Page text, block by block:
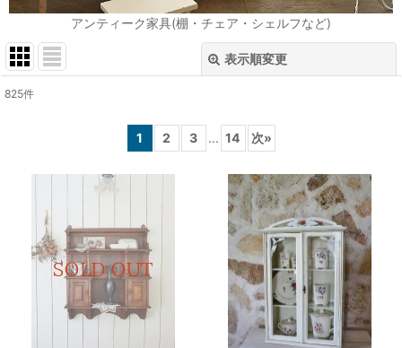
アンティーク家具(棚・チェア・シェルフなど)
表示順変更
825件
1 2 3 ... 14 次»